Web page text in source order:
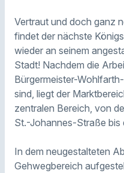
Vertraut und doch ganz
findet der nächste
wieder an seinem
Stadt! Nachdem die
Bürgermeister-
sind, liegt der
zentralen Bereich, von
St.-Johannes-Straße bis
In dem neugestalteten
Gehwegbereich